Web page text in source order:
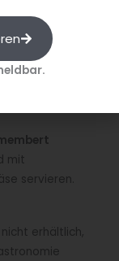
Supreeya
mit
servieren.
erhältlich,